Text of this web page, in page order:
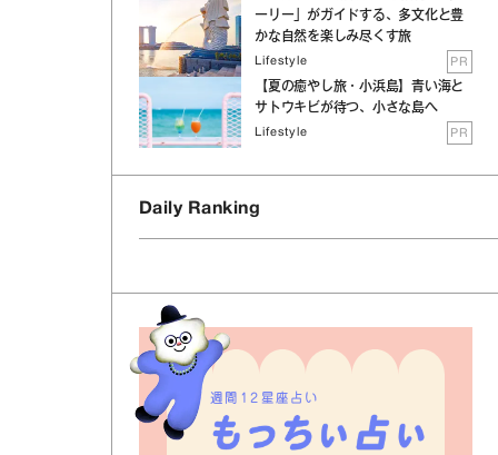
ーリー」がガイドする、多文化と豊
かな自然を楽しみ尽くす旅
Lifestyle PR
【夏の癒やし旅・小浜島】青い海と
サトウキビが待つ、小さな島へ
Lifestyle PR
Daily Ranking
週間12星座占い